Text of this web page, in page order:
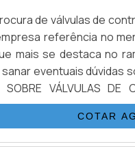
de válvulas de
referência no
mais se destaca no
eventuais dúvidas
SOBRE VÁLVULAS DE
de controle
COTAR